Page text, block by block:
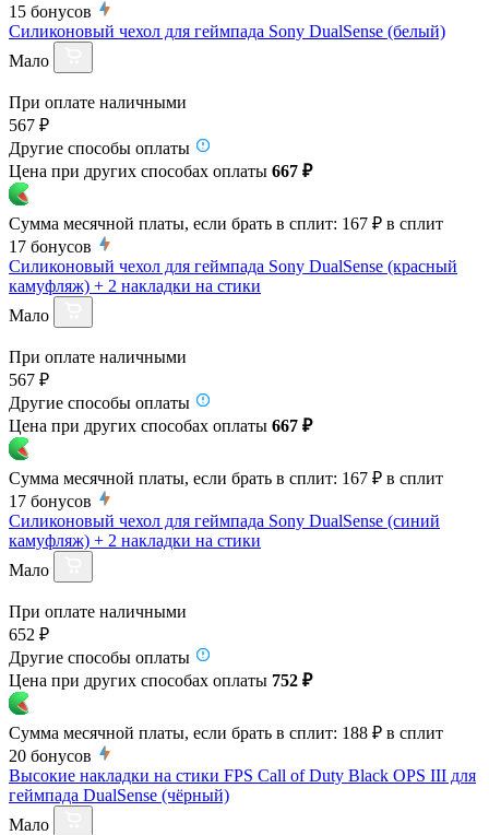
15 бонусов
Силиконовый чехол для геймпада Sony DualSense (белый)
Мало
При оплате наличными
567 ₽
Другие способы оплаты
Цена при других способах оплаты 667 ₽
Сумма месячной платы, если брать в сплит: 167 ₽ в сплит
17 бонусов
Силиконовый чехол для геймпада Sony DualSense (красный
камуфляж) + 2 накладки на стики
Мало
При оплате наличными
567 ₽
Другие способы оплаты
Цена при других способах оплаты 667 ₽
Сумма месячной платы, если брать в сплит: 167 ₽ в сплит
17 бонусов
Силиконовый чехол для геймпада Sony DualSense (синий
камуфляж) + 2 накладки на стики
Мало
При оплате наличными
652 ₽
Другие способы оплаты
Цена при других способах оплаты 752 ₽
Сумма месячной платы, если брать в сплит: 188 ₽ в сплит
20 бонусов
Высокие накладки на стики FPS Call of Duty Black OPS III для
геймпада DualSense (чёрный)
Мало